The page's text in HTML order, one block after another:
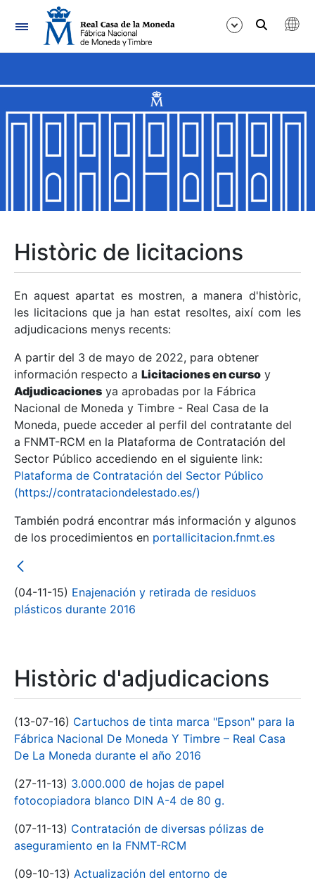
Navegació
Mostra/Amaga
Mostra/Amaga
Mostra/Amaga
Mostra/Amaga
Mostra/Amaga
Històric de licitacions
En aquest apartat es mostren, a manera d'històric,
les licitacions que ja han estat resoltes, així com les
adjudicacions menys recents:
A partir del 3 de mayo de 2022, para obtener
información respecto a Licitaciones en curso y
Adjudicaciones ya aprobadas por la Fábrica
Nacional de Moneda y Timbre - Real Casa de la
Moneda, puede acceder al perfil del contratante del
a FNMT-RCM en la Plataforma de Contratación del
Sector Público accediendo en el siguiente link:
Plataforma de Contratación del Sector Público
(https://contrataciondelestado.es/)
También podrá encontrar más información y algunos
de los procedimientos en portallicitacion.fnmt.es
(04-11-15) Enajenación y retirada de residuos
plásticos durante 2016
Històric d'adjudicacions
(13-07-16) Cartuchos de tinta marca "Epson" para la
Fábrica Nacional De Moneda Y Timbre – Real Casa
De La Moneda durante el año 2016
(27-11-13) 3.000.000 de hojas de papel
fotocopiadora blanco DIN A-4 de 80 g.
(07-11-13) Contratación de diversas pólizas de
aseguramiento en la FNMT-RCM
(09-10-13) Actualización del entorno de